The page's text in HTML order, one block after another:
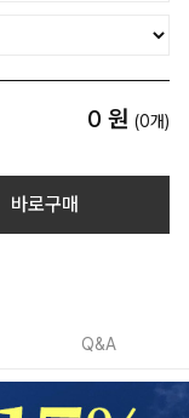
0 원 (0개)
바로구매
Q&A